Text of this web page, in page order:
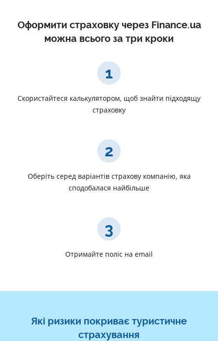
Оформити страховку через Finance.ua
можна всього за три кроки
1
Скористайтеся калькулятором, щоб знайти підходящу
страховку
2
Оберіть серед варіантів страхову компанію, яка
сподобалася найбільше
3
Отримайте поліс на email
Які ризики покриває туристичне
страхування